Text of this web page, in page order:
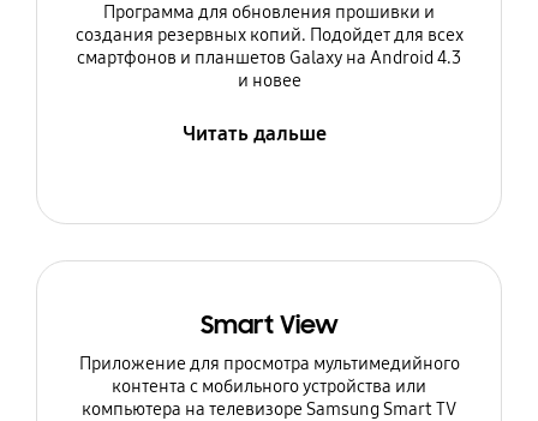
Программа для обновления прошивки и
создания резервных копий. Подойдет для всех
смартфонов и планшетов Galaxy на Android 4.3
и новее
Читать дальше
Smart View
Приложение для просмотра мультимедийного
контента с мобильного устройства или
компьютера на телевизоре Samsung Smart TV